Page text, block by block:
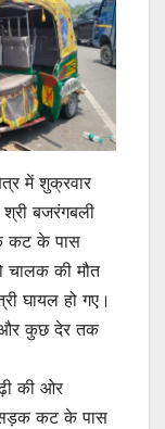
में शुक्रवार
बजरंगबली
कट के पास
चालक की मौत
घायल हो गए।
और कुछ देर तक
की ओर
सड़क कट के पास